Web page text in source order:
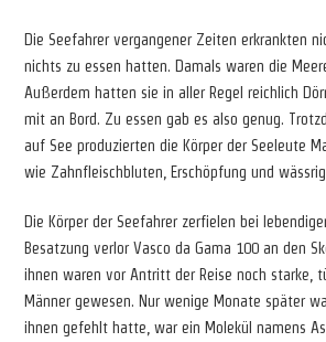
Die Seefahrer vergangener Zeiten erkrankten
nichts zu essen hatten. Damals waren die
Außerdem hatten sie in aller Regel reichlich
mit an Bord. Zu essen gab es also genug.
auf See produzierten die Körper der Seeleute
wie Zahnfleischbluten, Erschöpfung und
Die Körper der Seefahrer zerfielen bei
Besatzung verlor Vasco da Gama 100 an den
ihnen waren vor Antritt der Reise noch starke,
Männer gewesen. Nur wenige Monate später
ihnen gefehlt hatte, war ein Molekül namens